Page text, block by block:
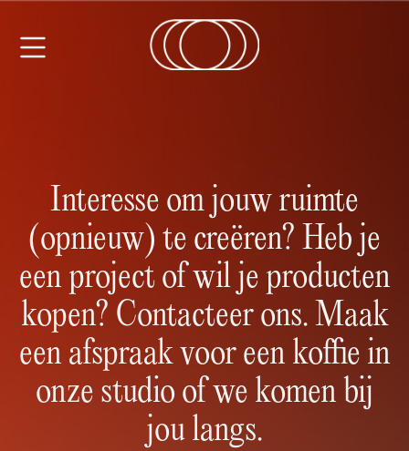
Interesse om jouw ruimte
(opnieuw) te creëren? Heb je
een project of wil je producten
kopen? Contacteer ons. Maak
een afspraak voor een koffie in
onze studio of we komen bij
jou langs.